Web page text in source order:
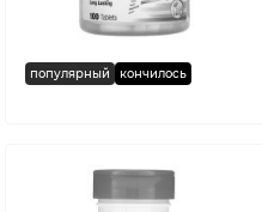
популярный кончилось